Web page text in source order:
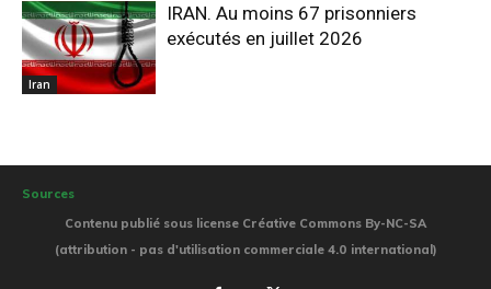
Iran
IRAN. Au moins 67 prisonniers
exécutés en juillet 2026
Sources
Contenu publié sous license Créative Commons By-NC-SA
(attribution - pas d'utilisation commerciale 4.0 international)